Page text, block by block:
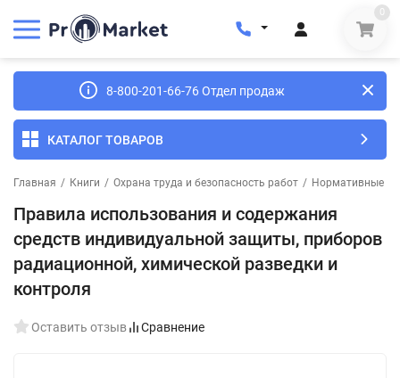
0
8-800-201-66-76 Отдел продаж
КАТАЛОГ ТОВАРОВ
Главная / Книги / Охрана труда и безопасность работ / Нормативные
Правила использования и содержания
средств индивидуальной защиты, приборов
радиационной, химической разведки и
контроля
Оставить отзыв Сравнение